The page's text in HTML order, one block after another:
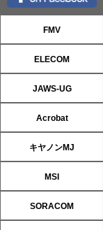
FMV
ELECOM
JAWS-UG
Acrobat
キヤノンMJ
MSI
SORACOM